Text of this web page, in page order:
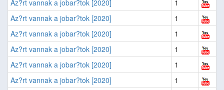
Az?rt vannak a jobar?tok [2020]
1
Az?rt vannak a jobar?tok [2020]
1
Az?rt vannak a jobar?tok [2020]
1
Az?rt vannak a jobar?tok [2020]
1
Az?rt vannak a jobar?tok [2020]
1
Az?rt vannak a jobar?tok [2020]
1